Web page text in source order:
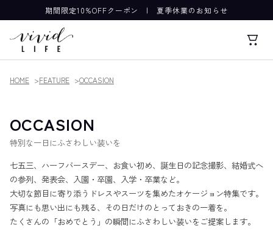
期間限定10%OFFクーポン |夏季休業のお知らせ
HOME FEATURE OCCASION
OCCASION
特別な一日にふさわしい装いを
七五三、ハーフバースデー、お食い初め、誕生日の記念撮影、結婚式へ
の参列、発表会、入園・卒園、入学・卒業など。
大切な節目に寄り添うドレスやスーツを集めたオケージョン特集です。
写真にも思い出にも残る、その日だけのとっておきの一着を。
たくさんの「おめでとう」の瞬間にふさわしい装いをご提案します。